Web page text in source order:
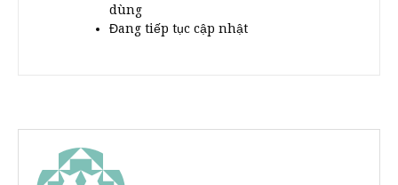
dùng
Đang tiếp tục cập nhật